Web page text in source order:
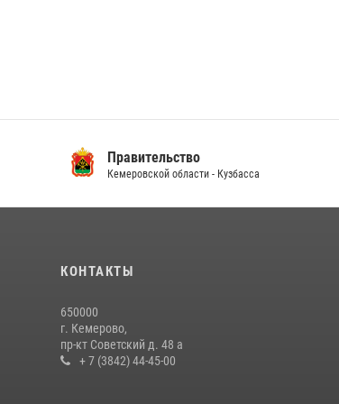
Правительство
Кемеровской области - Кузбасса
КОНТАКТЫ
650000
г. Кемерово,
пр-кт Советский д. 48 а
+ 7 (3842) 44-45-00